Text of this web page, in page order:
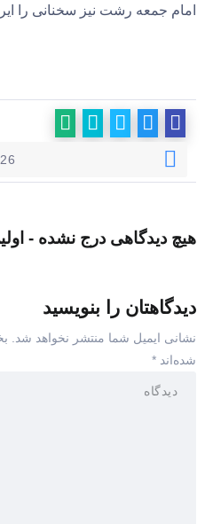
امام جمعه رشت نیز سخنانی را
هیچ دیدگاهی درج نشده -
دیدگاهتان را بنویسید
نشانی ایمیل شما منتشر نخواهد شد.
شده‌اند *